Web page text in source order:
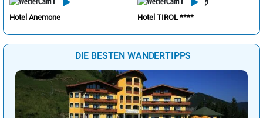
Hotel Anemone Hotel TIROL ****
DIE BESTEN WANDERTIPPS